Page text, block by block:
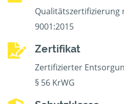
Qualitätszertifizierung
9001:2015
Zertifikat
Zertifizierter
§ 56 KrWG